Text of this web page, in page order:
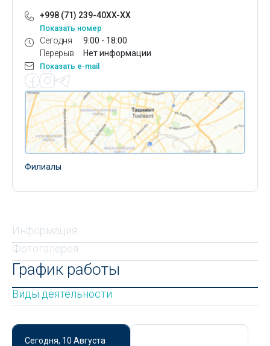
+998 (71) 239-40XX-XX
Показать номер
Сегодня
Перерыв
9:00 - 18:00
Нет информации
Показать e-mail
Филиалы
Информация
Фотогалерея
График работы
Виды деятельности
Сегодня, 10 Августа